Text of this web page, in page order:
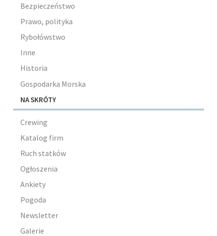
Bezpieczeństwo
Prawo, polityka
Rybołówstwo
Inne
Historia
Gospodarka Morska
NA SKRÓTY
Crewing
Katalog firm
Ruch statków
Ogłoszenia
Ankiety
Pogoda
Newsletter
Galerie